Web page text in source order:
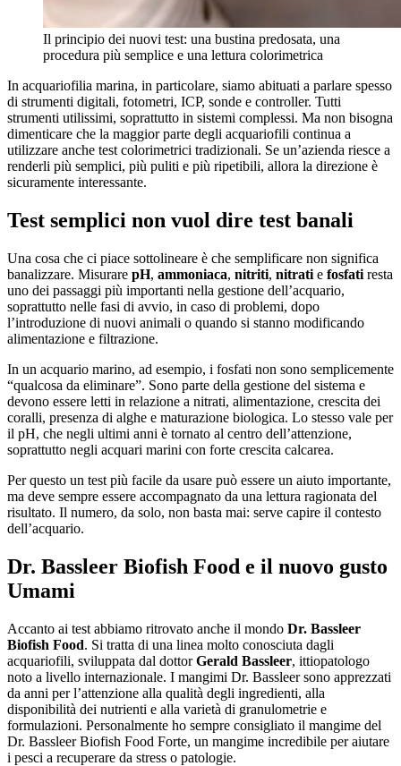
Il principio dei nuovi test: una bustina predosata, una
procedura più semplice e una lettura colorimetrica
In acquariofilia marina, in particolare, siamo abituati a parlare spesso
di strumenti digitali, fotometri, ICP, sonde e controller. Tutti
strumenti utilissimi, soprattutto in sistemi complessi. Ma non bisogna
dimenticare che la maggior parte degli acquariofili continua a
utilizzare anche test colorimetrici tradizionali. Se un’azienda riesce a
renderli più semplici, più puliti e più ripetibili, allora la direzione è
sicuramente interessante.
Test semplici non vuol dire test banali
Una cosa che ci piace sottolineare è che semplificare non significa
banalizzare. Misurare pH, ammoniaca, nitriti, nitrati e fosfati resta
uno dei passaggi più importanti nella gestione dell’acquario,
soprattutto nelle fasi di avvio, in caso di problemi, dopo
l’introduzione di nuovi animali o quando si stanno modificando
alimentazione e filtrazione.
In un acquario marino, ad esempio, i fosfati non sono semplicemente
“qualcosa da eliminare”. Sono parte della gestione del sistema e
devono essere letti in relazione a nitrati, alimentazione, crescita dei
coralli, presenza di alghe e maturazione biologica. Lo stesso vale per
il pH, che negli ultimi anni è tornato al centro dell’attenzione,
soprattutto negli acquari marini con forte crescita calcarea.
Per questo un test più facile da usare può essere un aiuto importante,
ma deve sempre essere accompagnato da una lettura ragionata del
risultato. Il numero, da solo, non basta mai: serve capire il contesto
dell’acquario.
Dr. Bassleer Biofish Food e il nuovo gusto
Umami
Accanto ai test abbiamo ritrovato anche il mondo Dr. Bassleer
Biofish Food. Si tratta di una linea molto conosciuta dagli
acquariofili, sviluppata dal dottorGerald Bassleer, ittiopatologo
noto a livello internazionale. I mangimi Dr. Bassleer sono apprezzati
da anni per l’attenzione alla qualità degli ingredienti, alla
disponibilità dei nutrienti e alla varietà di granulometrie e
formulazioni. Personalmente ho sempre consigliato il mangime del
Dr. Bassleer Biofish Food Forte, un mangime incredibile per aiutare
i pesci a recuperare da stress o patologie.